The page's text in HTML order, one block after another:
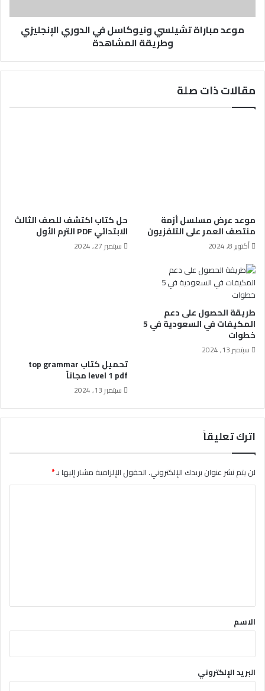
موعد مباراة تشيلسي ونيوكاسل في الدوري الإنجليزي
وطريقة المشاهدة
مقالات ذات صلة
موعد عرض مسلسل أزمة
منتصف العمر على التلفزيون
أكتوبر 8, 2024
حل كتاب اكتشف للصف الثالث
الابتدائي PDF الترم الأول
سبتمبر 27, 2024
طريقة الحصول على دعم
المكيفات في السعودية في 5
خطوات
سبتمبر 13, 2024
تحميل كتاب top grammar
level 1 pdf مجاناً
سبتمبر 13, 2024
اترك تعليقاً
لن يتم نشر عنوان بريدك الإلكتروني.الحقول الإلزامية مشار إليها بـ*
*الاسم
البريد الإلكتروني